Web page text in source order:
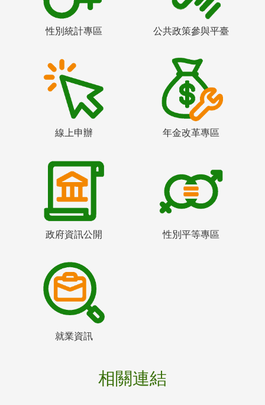
性別統計專區 公共政策參與平臺
線上申辦 年金改革專區
政府資訊公開 性別平等專區
就業資訊
相關連結